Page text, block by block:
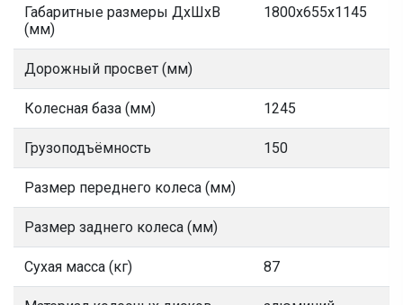
Габаритные размеры ДхШхВ
(мм)
1800х655х1145
Дорожный просвет (мм)
Колесная база (мм) 1245
Грузоподъёмность 150
Размер переднего колеса (мм)
Размер заднего колеса (мм)
Сухая масса (кг) 87